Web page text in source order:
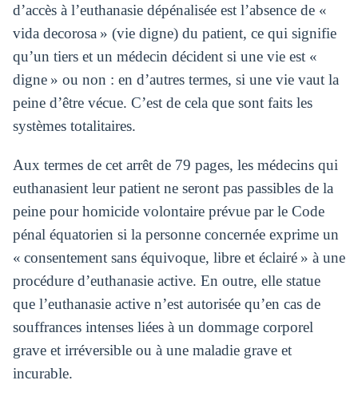
d’accès à l’euthanasie dépénalisée est l’absence de «
vida decorosa » (vie digne) du patient, ce qui signifie
qu’un tiers et un médecin décident si une vie est «
digne » ou non : en d’autres termes, si une vie vaut la
peine d’être vécue. C’est de cela que sont faits les
systèmes totalitaires.
Aux termes de cet arrêt de 79 pages, les médecins qui
euthanasient leur patient ne seront pas passibles de la
peine pour homicide volontaire prévue par le Code
pénal équatorien si la personne concernée exprime un
« consentement sans équivoque, libre et éclairé » à une
procédure d’euthanasie active. En outre, elle statue
que l’euthanasie active n’est autorisée qu’en cas de
souffrances intenses liées à un dommage corporel
grave et irréversible ou à une maladie grave et
incurable.